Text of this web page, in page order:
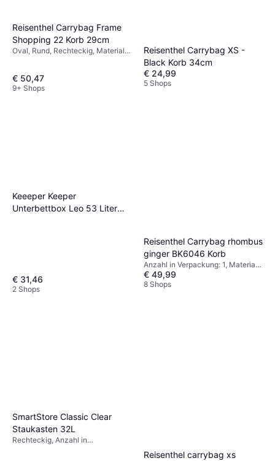
Reisenthel Carrybag Frame
Shopping 22 Korb 29cm
Oval, Rund, Rechteckig, Material:
€ 50,47
9+ Shops
Reisenthel Carrybag XS -
Black Korb 34cm
€ 24,99
5 Shops
Keeeper Keeper
Unterbettbox Leo 53 Liter
€ 31,46
2 Shops
Reisenthel Carrybag rhombus
ginger BK6046 Korb
Anzahl in Verpackung: 1, Material:
Polyester
€ 49,99
8 Shops
SmartStore Classic Clear
Staukasten 32L
Rechteckig, Anzahl in
Reisenthel carrybag xs